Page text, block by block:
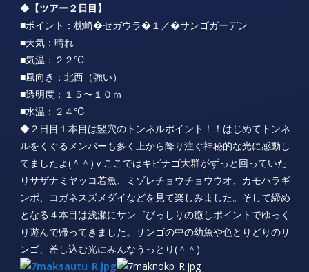
◆【ツアー２日目】
■ポイント：枕崎�セガウラ�１／�サンゴガーデン
■天気：晴れ
■気温：２２℃
■風向き：北西（強い）
■透明度：１５〜１０ｍ
■水温：２４℃
◆２日目１本目は竪穴のトンネルポイント！！はじめてトンネ
ルをくぐるメンバーも多く上から降り注ぐ神秘的な光に感動し
てましたよ(＾＾)ｖここではキビナゴ大群がずっと回っていた
りサザナミヤッコ若魚、ミゾレチョウチョウウオ、カモハラギ
ンポ、コガネスズメダイなどを見て楽しみました。そして締め
となる４本目は浅瀬にサンゴびっしりの癒しポイントでゆっく
り遊んで帰ってきました。サンゴの中の幼魚や色とりどりのサ
ンゴ、差し込む光にみんなうっとり(＾＾)